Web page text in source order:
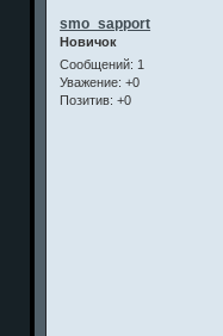
smo_sapport
Новичок
Сообщений: 1
Уважение: +0
Позитив: +0